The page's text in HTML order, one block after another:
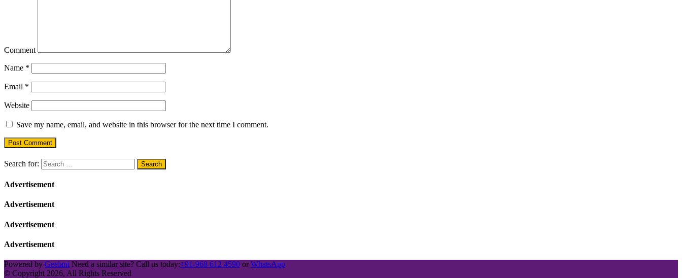
Comment
Name *
Email *
Website
Save my name, email, and website in this browser for the next time I comment.
Search for:
Advertisement
Advertisement
Advertisement
Advertisement
Powered by Geelani Need a similar site? Call us today:+91-968 612 4590 or WhatsApp
© Copyright 2026, All Rights Reserved